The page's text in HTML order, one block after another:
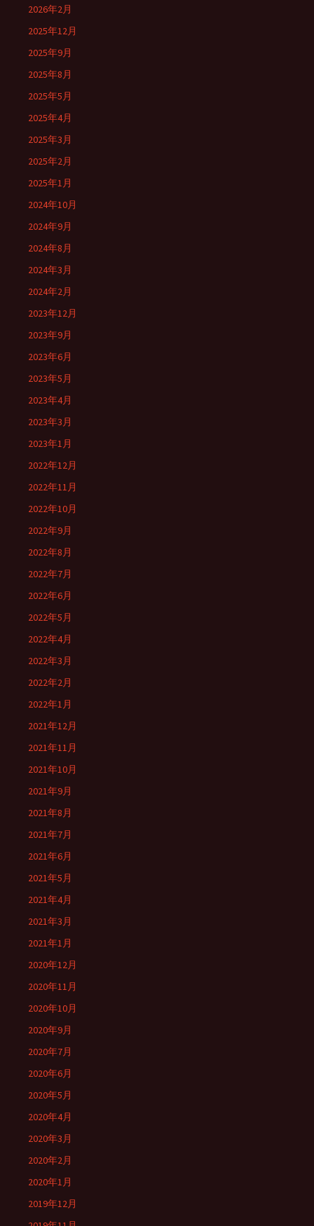
2026年2月
2025年12月
2025年9月
2025年8月
2025年5月
2025年4月
2025年3月
2025年2月
2025年1月
2024年10月
2024年9月
2024年8月
2024年3月
2024年2月
2023年12月
2023年9月
2023年6月
2023年5月
2023年4月
2023年3月
2023年1月
2022年12月
2022年11月
2022年10月
2022年9月
2022年8月
2022年7月
2022年6月
2022年5月
2022年4月
2022年3月
2022年2月
2022年1月
2021年12月
2021年11月
2021年10月
2021年9月
2021年8月
2021年7月
2021年6月
2021年5月
2021年4月
2021年3月
2021年1月
2020年12月
2020年11月
2020年10月
2020年9月
2020年7月
2020年6月
2020年5月
2020年4月
2020年3月
2020年2月
2020年1月
2019年12月